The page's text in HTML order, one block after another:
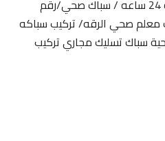
/ سباك الرقه 24 ساعه / سباك صحي/رقم
صحي الرقه/ تركيب سباكه
سباك تسليك مجاري تركيب